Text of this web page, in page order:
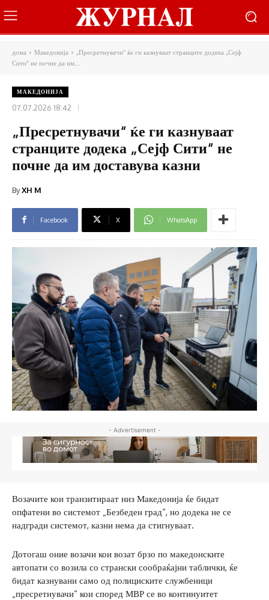
дома Македонија
„Пресретнувачи“ ќе ги казнуваат странците додека „Сејф
Сити“ не почне да им...
МАКЕДОНИЈА
07.07.2026 18:42
„Пресретнувачи“ ќе ги казнуваат
странците додека „Сејф Сити“ не
почне да им доставува казни
ByXH M
Facebook X WhatsApp
- Advertisement -
Возачите кои транзитираат низ Македонија ќе бидат
опфатени во системот „Безбеден град“, но додека не се
надгради системот, казни нема да стигнуваат.
Дотогаш оние возачи кои возат брзо по македонските
автопати со возила со странски сообраќајни таблички, ќе
бидат казнувани само од полициските службеници
„пресретнувачи“ кои според МВР се во континуитет